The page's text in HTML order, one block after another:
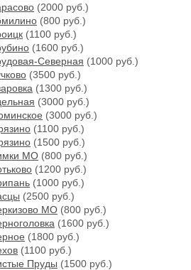
(2000 руб.)
(800 руб.)
(1100 руб.)
(1600 руб.)
Северная (1000 руб.)
(3500 руб.)
(1300 руб.)
(3000 руб.)
(3000 руб.)
(1100 руб.)
(1500 руб.)
МО (800 руб.)
(1200 руб.)
(1000 руб.)
(2500 руб.)
МО (800 руб.)
(1600 руб.)
(1800 руб.)
(1100 руб.)
Пруды (1500 руб.)